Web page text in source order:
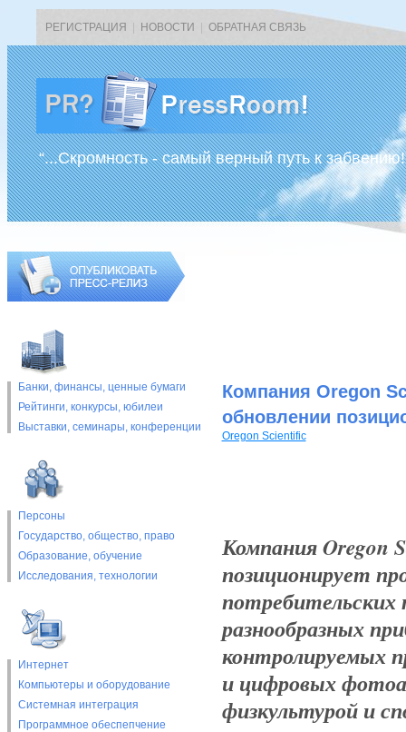
РЕГИСТРАЦИЯ НОВОСТИ ОБРАТНАЯ СВЯЗЬ
“...Скромность - самый верный путь к
Банки, финансы, ценные бумаги
Рейтинги, конкурсы, юбилеи
Выставки, cеминары, конференции
Персоны
Государство, общество, право
Образование, обучение
Исследования, технологии
Интернет
Компьютеры и оборудование
Системная интеграция
Программное обеспепчение
Компания Oregon
обновлении
Oregon Scientific
Компания Oregon
позиционирует
разнообразных
контролируемых
и цифровых
физкультурой и